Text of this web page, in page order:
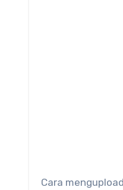
Cara